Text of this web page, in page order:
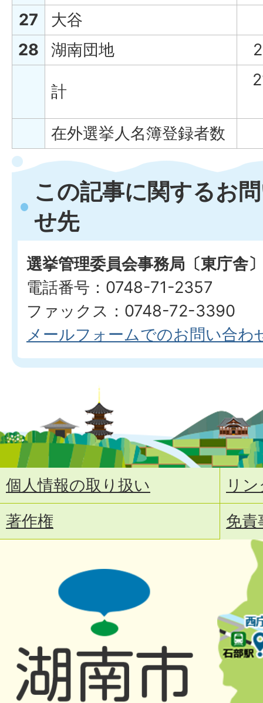
27
大谷
28
湖南団地
計
在外選挙人名簿登録者数
この記事に関するお
せ先
選挙管理委員会事務局〔東庁舎
電話番号：0748-71-2357
ファックス：0748-72-3390
メールフォームでのお問い合わ
個人情報の取り扱い
リ
著作権
免責